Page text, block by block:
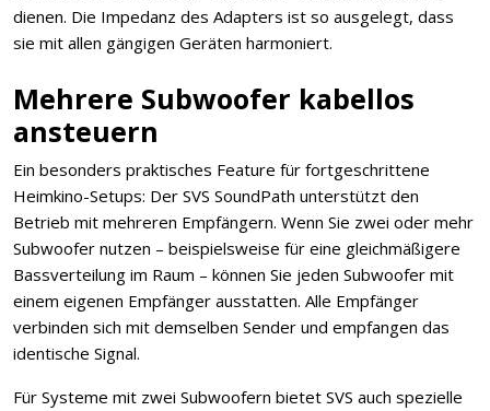
dienen. Die Impedanz des Adapters ist so ausgelegt, dass
sie mit allen gängigen Geräten harmoniert.
Mehrere Subwoofer kabellos
ansteuern
Ein besonders praktisches Feature für fortgeschrittene
Heimkino-Setups: Der SVS SoundPath unterstützt den
Betrieb mit mehreren Empfängern. Wenn Sie zwei oder mehr
Subwoofer nutzen – beispielsweise für eine gleichmäßigere
Bassverteilung im Raum – können Sie jeden Subwoofer mit
einem eigenen Empfänger ausstatten. Alle Empfänger
verbinden sich mit demselben Sender und empfangen das
identische Signal.
Für Systeme mit zwei Subwoofern bietet SVS auch spezielle